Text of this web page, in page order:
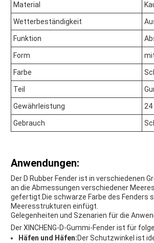
Material
Wetterbeständigkeit
Funktion
Form
Farbe
Teil
Gewährleistung 24
Gebrauch
Anwendungen:
Der D Rubber Fender ist in verschiedenen
an die Abmessungen verschiedener
gefertigt.Die schwarze Farbe des Fenders
Meeresstrukturen einfügt.
Gelegenheiten und Szenarien für die
Der XINCHENG-D-Gummi-Fender ist für
Häfen und Häfen:Der Schutzwinkel ist